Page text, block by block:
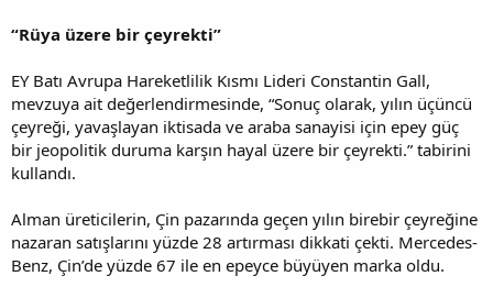
“Rüya üzere bir çeyrekti”
EY Batı Avrupa Hareketlilik Kısmı Lideri Constantin Gall,
mevzuya ait değerlendirmesinde, “Sonuç olarak, yılın üçüncü
çeyreği, yavaşlayan iktisada ve araba sanayisi için epey güç
bir jeopolitik duruma karşın hayal üzere bir çeyrekti.” tabirini
kullandı.
Alman üreticilerin, Çin pazarında geçen yılın birebir çeyreğine
nazaran satışlarını yüzde 28 artırması dikkati çekti. Mercedes-
Benz, Çin’de yüzde 67 ile en epeyce büyüyen marka oldu.